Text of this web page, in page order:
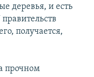
деревья, и есть
получается,
прочном